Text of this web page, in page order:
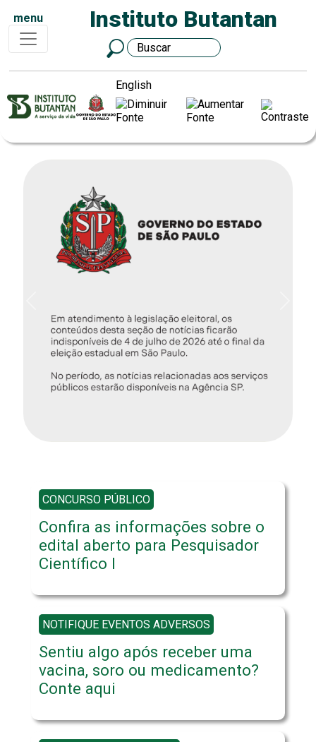
menu Instituto Butantan
English
CONCURSO PÚBLICO
Confira as informações sobre o
edital aberto para Pesquisador
Científico I
NOTIFIQUE EVENTOS ADVERSOS
Sentiu algo após receber uma
vacina, soro ou medicamento?
Conte aqui